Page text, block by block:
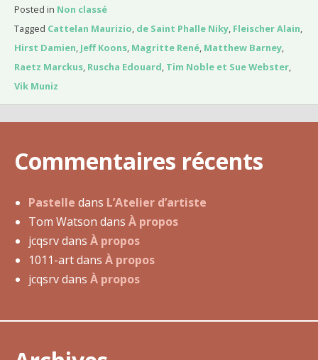
d
u
8
v
r
l
0
1
Posted in Non classé
Tagged Cattelan Maurizio, de Saint Phalle Niky, Fleischer Alain,
Hirst Damien, Jeff Koons, Magritte René, Matthew Barney,
Raetz Marckus, Ruscha Edouard, Tim Noble et Sue Webster,
Vik Muniz
Commentaires récents
Pastelle dans L’Atelier d’artiste
Tom Watson dans À propos
jcqsrvdans À propos
1011-artdans À propos
jcqsrvdans À propos